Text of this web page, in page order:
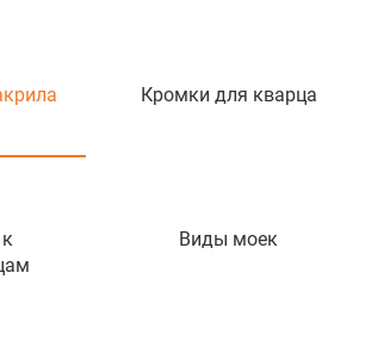
всегда сияла и сохранялась в
можно использовать
Кромки для кварца
Виды моек